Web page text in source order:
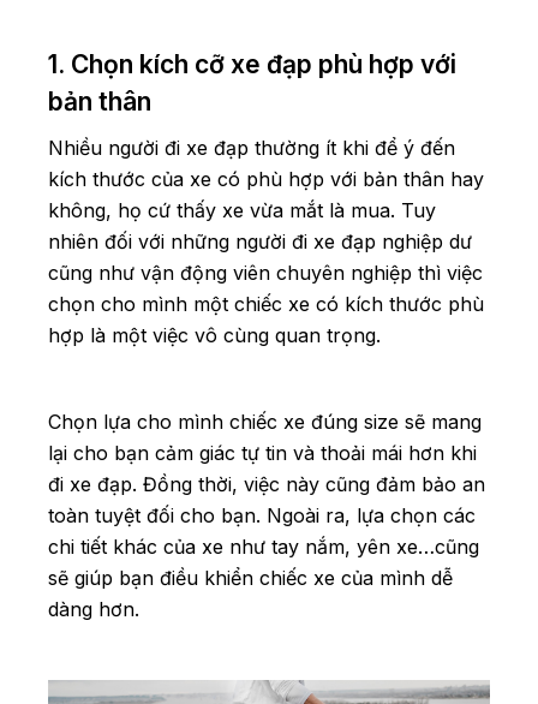
1. Chọn kích cỡ xe đạp phù hợp với
bản thân
Nhiều người đi xe đạp thường ít khi để ý đến
kích thước của xe có phù hợp với bản thân hay
không, họ cứ thấy xe vừa mắt là mua. Tuy
nhiên đối với những người đi xe đạp nghiệp dư
cũng như vận động viên chuyên nghiệp thì việc
chọn cho mình một chiếc xe có kích thước phù
hợp là một việc vô cùng quan trọng.
Chọn lựa cho mình chiếc xe đúng size sẽ mang
lại cho bạn cảm giác tự tin và thoải mái hơn khi
đi xe đạp. Đồng thời, việc này cũng đảm bảo an
toàn tuyệt đối cho bạn. Ngoài ra, lựa chọn các
chi tiết khác của xe như tay nắm, yên xe…cũng
sẽ giúp bạn điều khiển chiếc xe của mình dễ
dàng hơn.